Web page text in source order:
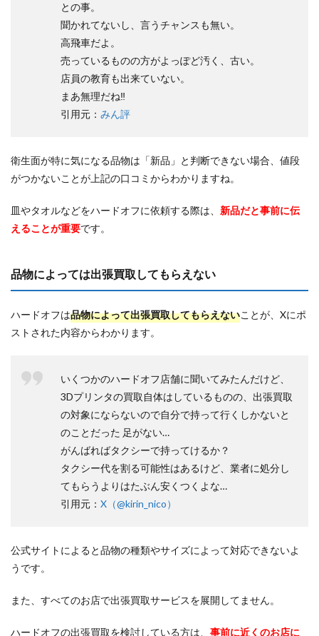
との事。
聞かれてないし、言うチャンスも無い。
高飛車だよ。
売っているものの方がよっぽど汚く、古い。
店員の教育も出来ていない。
まあ無理だね‼︎
引用元： みん評
衛生面が特に気になる品物は「新品」と判断できない場合、値段
がつかないことが上記の口コミからわかりますね。
皿やタオルなどをハードオフに依頼する際は、 新品だと事前に伝
えることが重要です。
品物によっては出張買取してもらえない
ハードオフは品物によって出張買取してもらえないことが、Xにポ
ストされた内容からわかります。
いくつかのハードオフ店舗に聞いてみたんだけど、
3Dプリンタの買取自体はしているものの、出張買取
の対象にならないので自分で持って行くしかないと
のことだった 足がない…
がんばればタクシーで持ってけるか？
タクシー代を割る可能性はあるけど、業者に処分し
てもらうよりはたぶん安くつくよな…
引用元： X（@kirin_nico）
公式サイトによると品物の種類やサイズによって対応できないよ
うです。
また、すべてのお店で出張買取サービスを展開してません。
ハードオフの出張買取を検討している方は、 事前に近くのお店に